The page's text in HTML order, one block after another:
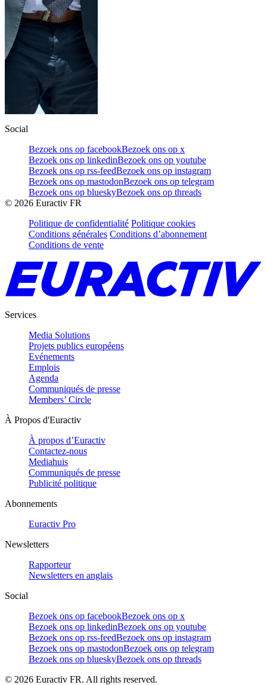
Social
Bezoek ons op facebookBezoek ons op x
Bezoek ons op linkedinBezoek ons op youtube
Bezoek ons op rss-feedBezoek ons op instagram
Bezoek ons op mastodonBezoek ons op telegram
Bezoek ons op blueskyBezoek ons op threads
© 2026 Euractiv FR
Politique de confidentialité Politique cookies
Conditions générales Conditions d’abonnement
Conditions de vente
Services
Media Solutions
Projets publics européens
Evénements
Emplois
Agenda
Communiqués de presse
Members’ Circle
À Propos d'Euractiv
À propos d’Euractiv
Contactez-nous
Mediahuis
Communiqués de presse
Publicité politique
Abonnements
Euractiv Pro
Newsletters
Rapporteur
Newsletters en anglais
Social
Bezoek ons op facebookBezoek ons op x
Bezoek ons op linkedinBezoek ons op youtube
Bezoek ons op rss-feedBezoek ons op instagram
Bezoek ons op mastodonBezoek ons op telegram
Bezoek ons op blueskyBezoek ons op threads
© 2026 Euractiv FR. All rights reserved.